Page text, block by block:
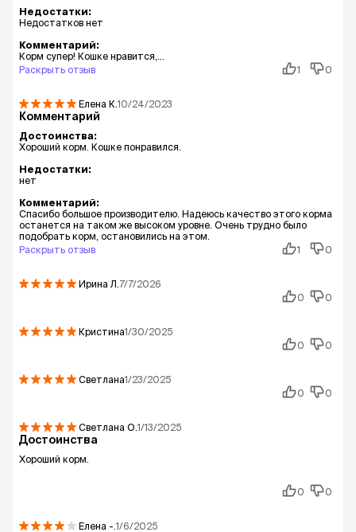
Недостатки:
Недостатков нет
Комментарий:
Корм супер! Кошке нравится,...
Раскрыть отзыв
1 0
Елена К.10/24/2023
Комментарий
Достоинства:
Хороший корм. Кошке понравился.
Недостатки:
нет
Комментарий:
Спасибо большое производителю. Надеюсь качество этого корма
останется на таком же высоком уровне. Очень трудно было
подобрать корм, остановились на этом.
Раскрыть отзыв
1 0
Ирина Л. 7/7/2026
0
0
Кристина1/30/2025
0
0
Светлана1/23/2025
0
0
Светлана О.1/13/2025
Достоинства
Хороший корм.
0 0
Елена -.1/6/2025